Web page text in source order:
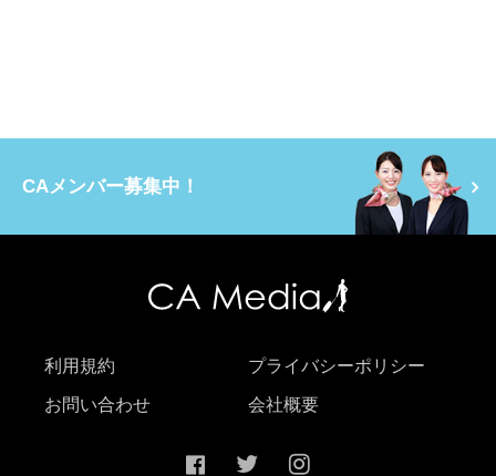
CAメンバー募集中！
利用規約 プライバシーポリシー
お問い合わせ 会社概要